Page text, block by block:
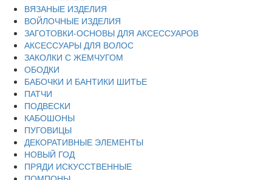
ВЯЗАНЫЕ ИЗДЕЛИЯ
ВОЙЛОЧНЫЕ ИЗДЕЛИЯ
ЗАГОТОВКИ-ОСНОВЫ ДЛЯ АКСЕССУАРОВ
АКСЕССУАРЫ ДЛЯ ВОЛОС
ЗАКОЛКИ С ЖЕМЧУГОМ
ОБОДКИ
БАБОЧКИ И БАНТИКИ ШИТЬЕ
ПАТЧИ
ПОДВЕСКИ
КАБОШОНЫ
ПУГОВИЦЫ
ДЕКОРАТИВНЫЕ ЭЛЕМЕНТЫ
НОВЫЙ ГОД
ПРЯДИ ИСКУССТВЕННЫЕ